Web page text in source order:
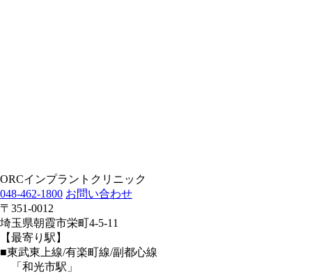
ORCインプラントクリニック
048-462-1800 お問い合わせ
〒351-0012
埼玉県朝霞市栄町4-5-11
【最寄り駅】
■東武東上線/有楽町線/副都心線
「和光市駅」